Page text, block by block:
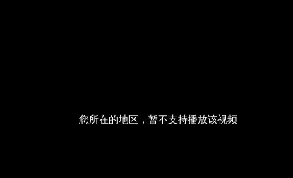
您所在的地区，暂不支持播放该视频